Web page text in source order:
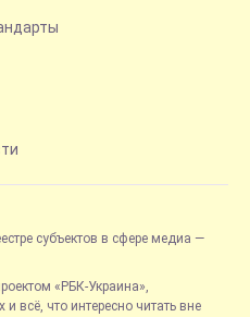
субъектов в сфере медиа —
«РБК-Украина»,
всё, что интересно читать вне